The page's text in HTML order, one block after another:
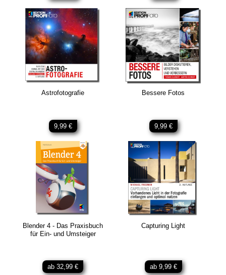
Astrofotografie
9,99 €
Bessere Fotos
9,99 €
Blender 4 - Das Praxisbuch
für Ein- und Umsteiger
ab 32,99 €
Capturing Light
ab 9,99 €